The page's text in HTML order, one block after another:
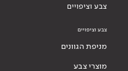
צבע וציפויים
צבע וציפויים
מניפת הגוונים
מוצרי צבע